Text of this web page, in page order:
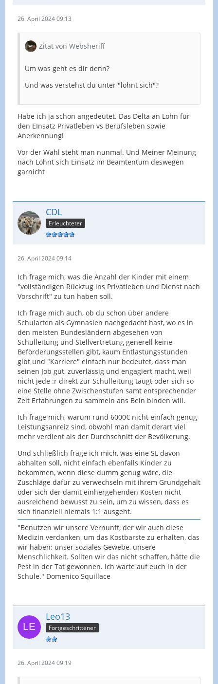
26. April 2024 09:13
Zitat von Websheriff
Um was geht es dir denn?
Und was verstehst du unter "lohnt sich"?
Habe ich ja schon angedeutet. Das Delta an Lohn für
den EInsatz Privatleben vs Berufsleben sowie
Anerkennung!
Vor der Wahl steht man nunmal. Und Meiner Meinung
nach Lohnt sich Einsatz im Beamtentum deswegen
garnicht
CDL
Erleuchteter
26. April 2024 09:14
Ich frage mich, was die Anzahl der Kinder mit einem
"vollständigen Rückzug ins Privatleben und Dienst nach
Vorschrift" zu tun haben soll.
Ich frage mich auch, ob du schon über andere
Schularten als Gymnasien nachgedacht hast, wo es in
den meisten Bundesländern abgesehen von
Schulleitung und Stellvertretung generell keine
Beförderungsstellen gibt, kaum Entlastungsstunden
gibt und "Karriere" einfach nur bedeutet, dass man
seinen Job gut, zuverlässig und engagiert macht, weil
nicht jede :r direkt zur Schulleitung taugt oder sich so
eine Stelle ohne Zwischenstufen samt entsprechender
Zeit Erfahrungen zu sammeln ans Bein binden will.
Ich frage mich, warum rund 6000€ nicht einfach genug
Leistungsanreiz sind, obwohl man damit derart viel
mehr verdient als der Durchschnitt der Bevölkerung.
Und schließlich frage ich mich, was eine SL davon
abhalten soll, nicht einfach ebenfalls Kinder zu
bekommen, wenn diese dumm genug wäre, die
Zuschläge dafür zu verwechseln mit ihrem Grundgehalt
oder sich der damit einhergehenden Kosten nicht
ausreichend bewusst zu sein, um zu wissen, dass es
sich finanziell niemals 1:1 ausgeht.
"Benutzen wir unsere Vernunft, der wir auch diese
Medizin verdanken, um das Kostbarste zu erhalten, das
wir haben: unser soziales Gewebe, unsere
Menschlichkeit. Sollten wir das nicht schaffen, hätte die
Pest in der Tat gewonnen. Ich warte auf euch in der
Schule." Domenico Squillace
Leo13
Fortgeschrittener
26. April 2024 09:19